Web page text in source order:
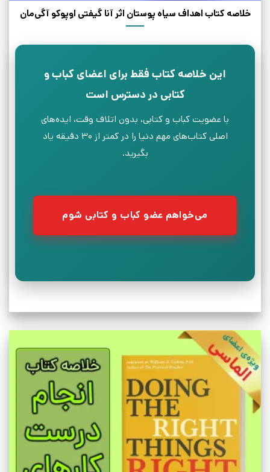
خلاصه کتاب اهداف سیاه پوستان اثر آنا گیفتی اوپوکو آگی‌مان
این خلاصه کتاب فقط برای اعضای کباب و
کتابی در دسترس است
با عضویت کباب و کتابی، بدون اتلاف وقت، ایده‌های
اصلی کتاب‌های مهم دنیا را در کمتر از ۳۰ دقیقه یاد
بگیرید.
می‌خواهم عضو کباب و کتابی شوم